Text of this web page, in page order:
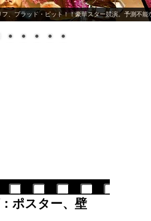
、ブラッド・ピット！！豪華スター競演。予測不
ポスター、壁